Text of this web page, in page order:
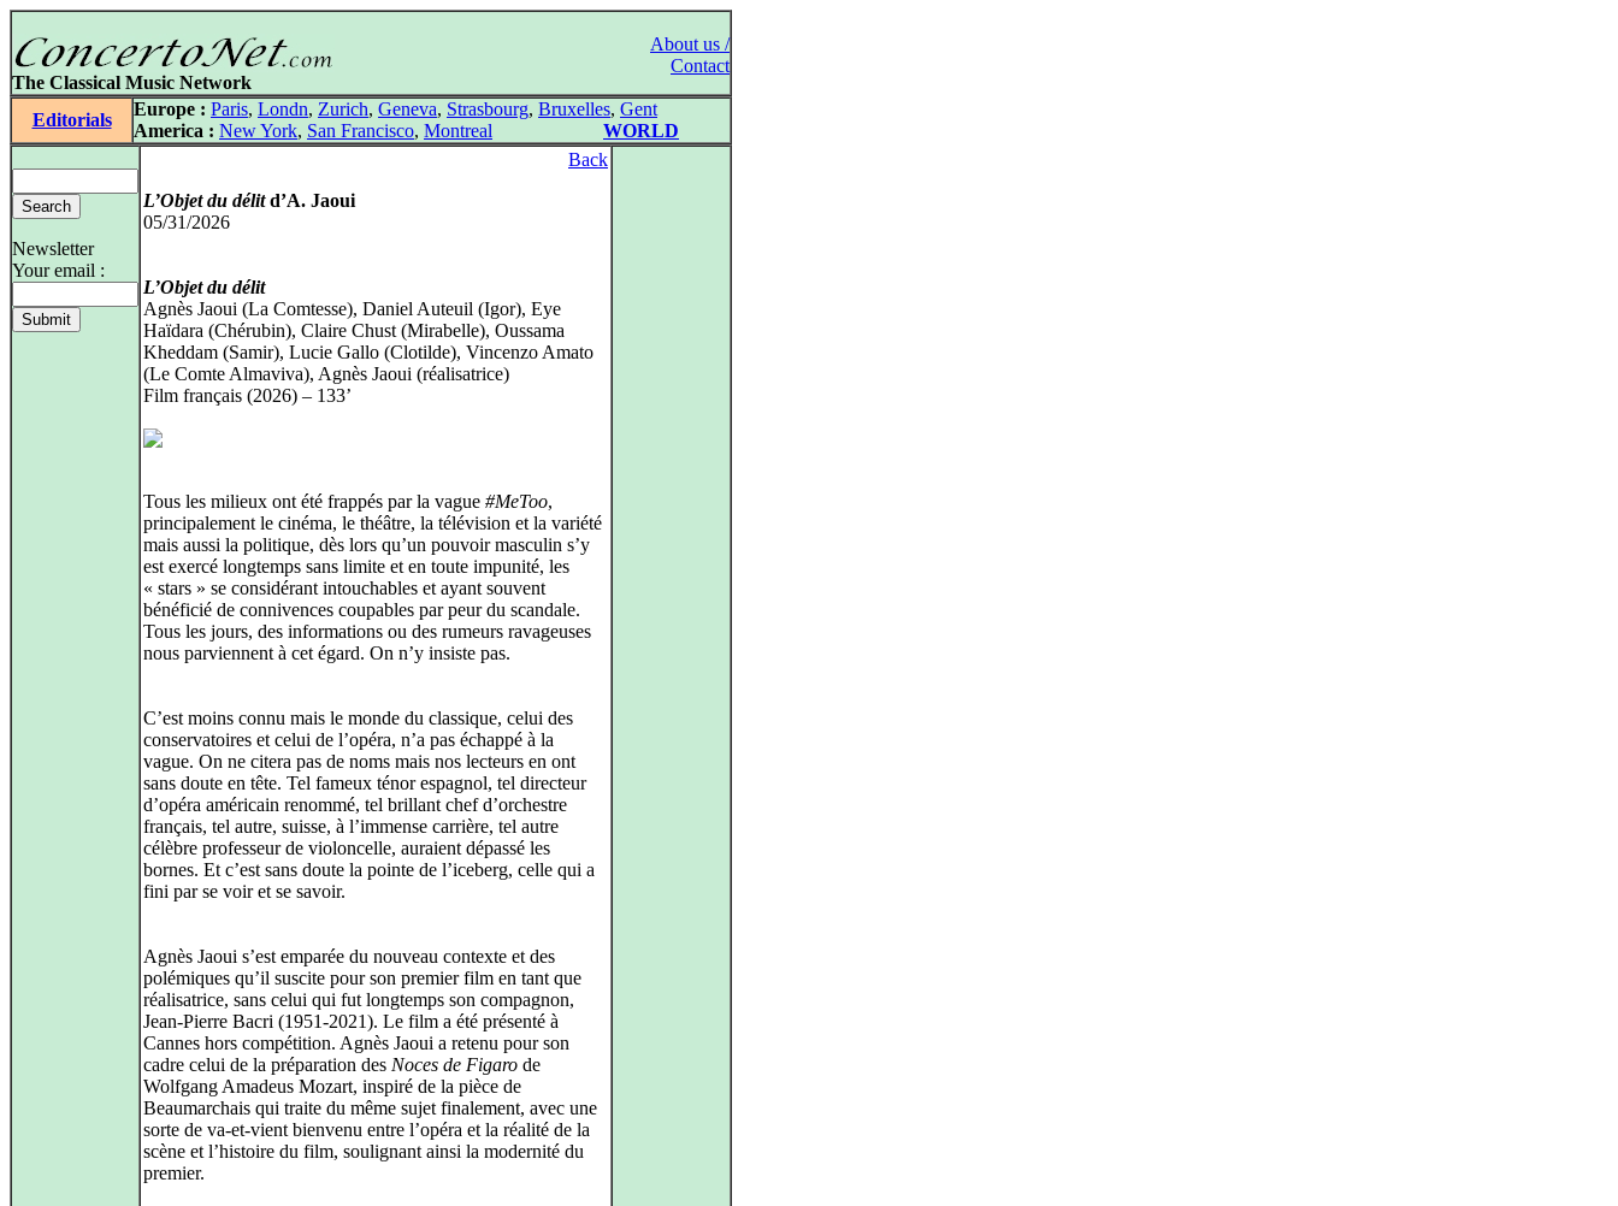
About us /
Contact
The Classical Music Network
Editorials
Europe : Paris, Londn, Zurich, Geneva, Strasbourg, Bruxelles, Gent
America : New York, San Francisco, Montreal WORLD
Newsletter
Your email :
Back
L’Objet du délitd’A. Jaoui
05/31/2026
L’Objet du délit
Agnès Jaoui (La Comtesse), Daniel Auteuil (Igor), Eye
Haïdara (Chérubin), Claire Chust (Mirabelle), Oussama
Kheddam (Samir), Lucie Gallo (Clotilde), Vincenzo Amato
(Le Comte Almaviva), Agnès Jaoui (réalisatrice)
Film français (2026) – 133’
Tous les milieux ont été frappés par la vague #MeToo,
principalement le cinéma, le théâtre, la télévision et la variété
mais aussi la politique, dès lors qu’un pouvoir masculin s’y
est exercé longtemps sans limite et en toute impunité, les
« stars » se considérant intouchables et ayant souvent
bénéficié de connivences coupables par peur du scandale.
Tous les jours, des informations ou des rumeurs ravageuses
nous parviennent à cet égard. On n’y insiste pas.
C’est moins connu mais le monde du classique, celui des
conservatoires et celui de l’opéra, n’a pas échappé à la
vague. On ne citera pas de noms mais nos lecteurs en ont
sans doute en tête. Tel fameux ténor espagnol, tel directeur
d’opéra américain renommé, tel brillant chef d’orchestre
français, tel autre, suisse, à l’immense carrière, tel autre
célèbre professeur de violoncelle, auraient dépassé les
bornes. Et c’est sans doute la pointe de l’iceberg, celle qui a
fini par se voir et se savoir.
Agnès Jaoui s’est emparée du nouveau contexte et des
polémiques qu’il suscite pour son premier film en tant que
réalisatrice, sans celui qui fut longtemps son compagnon,
Jean‑Pierre Bacri (1951‑2021). Le film a été présenté à
Cannes hors compétition. Agnès Jaoui a retenu pour son
cadre celui de la préparation des Noces de Figaro de
Wolfgang Amadeus Mozart, inspiré de la pièce de
Beaumarchais qui traite du même sujet finalement, avec une
sorte de va‑et‑vient bienvenu entre l’opéra et la réalité de la
scène et l’histoire du film, soulignant ainsi la modernité du
premier.